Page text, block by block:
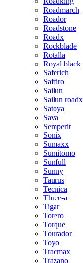
Roadmarch
Roador
Roadstone
Roadx
Rockblade
Rotalla
Royal black
Saferich
Saffiro
Sailun
Sailun roadx
Satoya
Sava
Semperit
Sonix
Sumaxx
Sumitomo
Sunfull
Sunny
Taurus
Tecnica
Three-a
Tigar
Torero
Torque
Tourador
Toyo
Tracmax
Trazano